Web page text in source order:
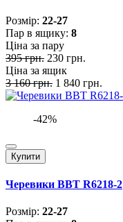
Розмiр: 22-27
Пар в ящику: 8
Ціна за пару
395 грн. 230 грн.
Ціна за ящик
3 160 грн. 1 840 грн.
-42%
Купити
Черевики BBT R6218-2
Розмiр: 22-27